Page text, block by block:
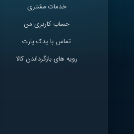
خدمات مشتری
حساب کاربری من
تماس با یدک پارت
رویه های بازگرداندن کالا